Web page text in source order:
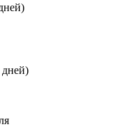
дней)